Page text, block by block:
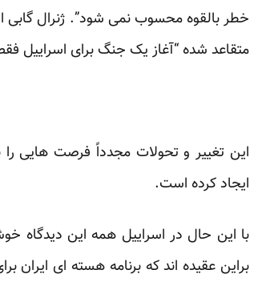
خطر بالقوه محسوب نمی شود”. ژنرال
متقاعد شده “آغاز یک جنگ برای اسراییل
این تغییر و تحولات مجدداً فرصت هایی را
ایجاد کرده است.
با این حال در اسراییل همه این دیدگاه
براین عقیده اند که برنامه هسته ای